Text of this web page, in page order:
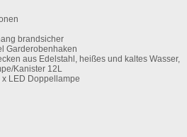
brandsicher
Garderobenhaken
aus Edelstahl, heißes und kaltes Wasser,
Kanister 12L
LED Doppellampe